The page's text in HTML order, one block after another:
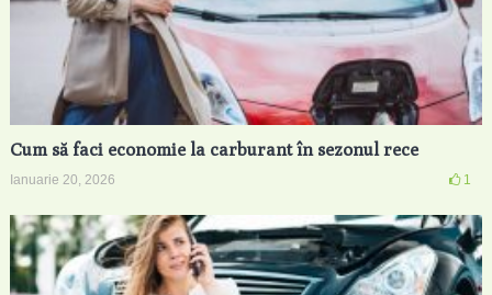
Cum să faci economie la carburant în sezonul rece
Ianuarie 20, 2026 1